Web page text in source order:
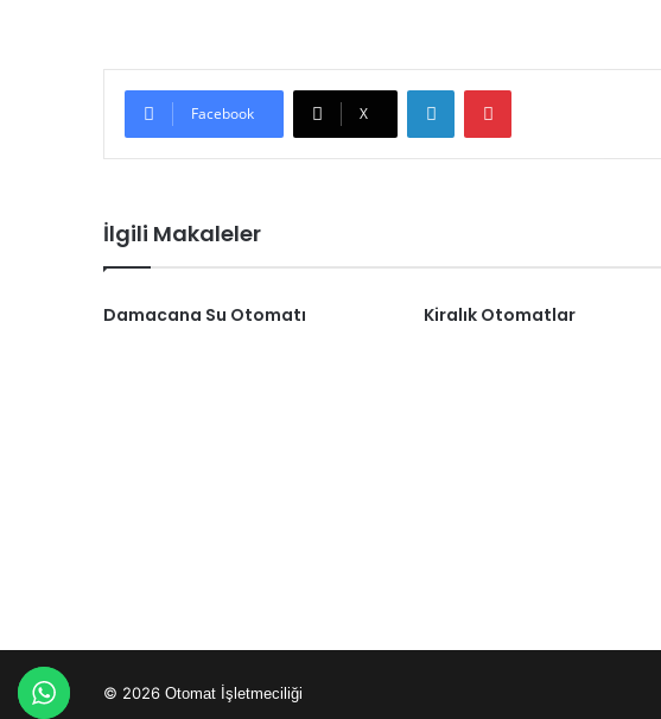
Facebook X
LinkedInPinterest
İlgili Makaleler
Damacana Su Otomatı Kiralık Otomatlar
© 2026 Otomat İşletmeciliği